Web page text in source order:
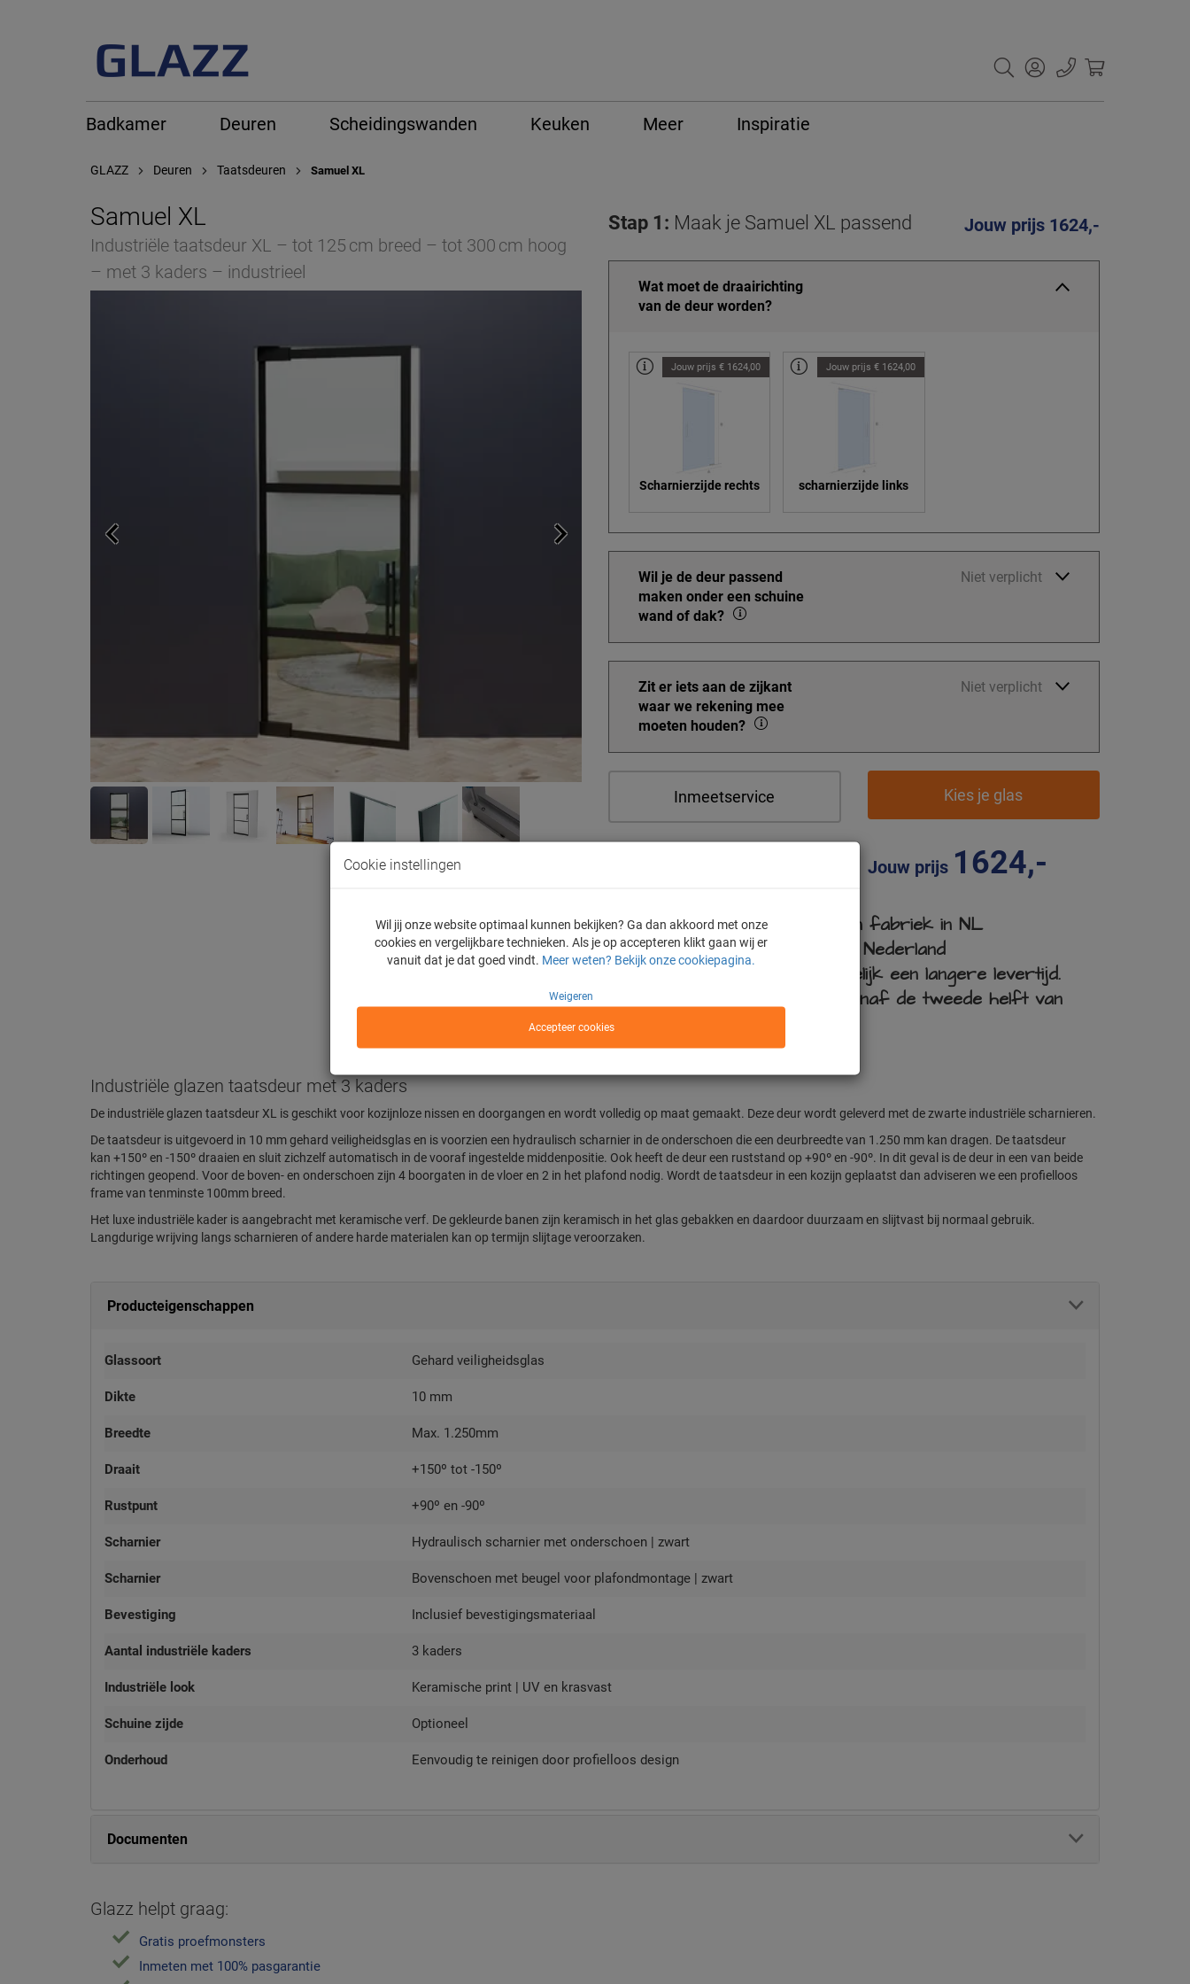
Badkamer Deuren Scheidingswanden Keuken Meer Inspiratie
GLAZZ Deuren Taatsdeuren Samuel XL
Samuel XL
Industriële taatsdeur XL – tot 125 cm breed – tot 300 cm hoog
– met 3 kaders – industrieel
Stap 1: Maak je Samuel XL passend Jouw prijs 1624,-
Wat moet de draairichting
van de deur worden?
Jouw prijs € 1624,00
Scharnierzijde rechts
Jouw prijs € 1624,00
scharnierzijde links
Wil je de deur passend
maken onder een schuine
wand of dak?
Niet verplicht
Zit er iets aan de zijkant
waar we rekening mee
moeten houden?
Niet verplicht
Inmeetservice Kies je glas
Jouw prijs 1624,-
De enige webshop met eigen fabriek in NL
Inmeten en monteren in heel Nederland
Door de bouwvak geldt tijdelijk een langere levertijd.
Houd rekening met levering vanaf de tweede helft van
augustus 2026
Industriële glazen taatsdeur met 3 kaders
De industriële glazen taatsdeur XL is geschikt voor kozijnloze nissen en doorgangen en wordt volledig op maat gemaakt. Deze deur wordt geleverd met de zwarte industriële scharnieren.
De taatsdeur is uitgevoerd in 10 mm gehard veiligheidsglas en is voorzien een hydraulisch scharnier in de onderschoen die een deurbreedte van 1.250 mm kan dragen. De taatsdeur
kan +150º en -150º draaien en sluit zichzelf automatisch in de vooraf ingestelde middenpositie. Ook heeft de deur een ruststand op +90º en -90º. In dit geval is de deur in een van beide
richtingen geopend. Voor de boven- en onderschoen zijn 4 boorgaten in de vloer en 2 in het plafond nodig. Wordt de taatsdeur in een kozijn geplaatst dan adviseren we een profielloos
frame van tenminste 100mm breed.
Het luxe industriële kader is aangebracht met keramische verf. De gekleurde banen zijn keramisch in het glas gebakken en daardoor duurzaam en slijtvast bij normaal gebruik.
Langdurige wrijving langs scharnieren of andere harde materialen kan op termijn slijtage veroorzaken.
Producteigenschappen
Glassoort Gehard veiligheidsglas
Dikte 10 mm
Breedte Max. 1.250mm
Draait +150º tot -150º
Rustpunt +90º en -90º
Scharnier Hydraulisch scharnier met onderschoen | zwart
Scharnier Bovenschoen met beugel voor plafondmontage | zwart
Bevestiging Inclusief bevestigingsmateriaal
Aantal industriële kaders 3 kaders
Industriële look Keramische print | UV en krasvast
Schuine zijde Optioneel
Onderhoud Eenvoudig te reinigen door profielloos design
Documenten
Glazz helpt graag:
Gratis proefmonsters
Inmeten met 100% pasgarantie
Cookie instellingen
Wil jij onze website optimaal kunnen bekijken? Ga dan akkoord met onze
cookies en vergelijkbare technieken. Als je op accepteren klikt gaan wij er
vanuit dat je dat goed vindt. Meer weten? Bekijk onze cookiepagina.
Weigeren
Accepteer cookies